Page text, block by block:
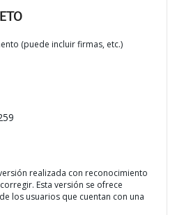
(puede incluir firmas, etc.)
realizada con reconocimiento
Esta versión se ofrece
los usuarios que cuentan con una